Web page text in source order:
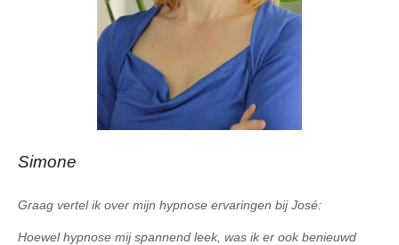
Simone
Graag vertel ik over mijn hypnose ervaringen bij José:
Hoewel hypnose mij spannend leek, was ik er ook benieuwd